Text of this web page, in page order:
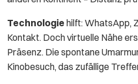
Technologie hilft: WhatsApp,
Kontakt. Doch virtuelle Nähe
Präsenz. Die spontane
Kinobesuch, das zufällige